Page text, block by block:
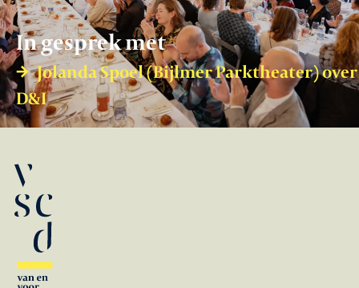
In gesprek met
Jolanda Spoel (Bijlmer Parktheater) over
D&I